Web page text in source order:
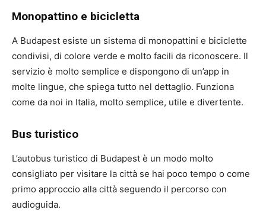
Monopattino e bicicletta
A Budapest esiste un sistema di monopattini e biciclette
condivisi, di colore verde e molto facili da riconoscere. Il
servizio è molto semplice e dispongono di un’app in
molte lingue, che spiega tutto nel dettaglio. Funziona
come da noi in Italia, molto semplice, utile e divertente.
Bus turistico
L’autobus turistico di Budapest è un modo molto
consigliato per visitare la città se hai poco tempo o come
primo approccio alla città seguendo il percorso con
audioguida.